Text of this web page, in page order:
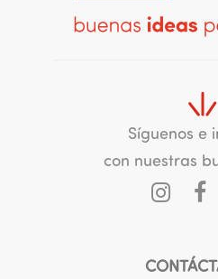
Síguenos e
con nuestras